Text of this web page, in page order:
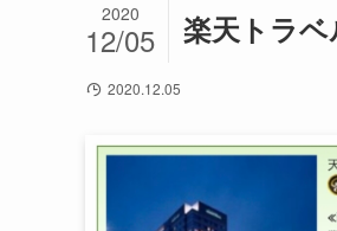
楽天トラベ
2020
12/05
2020.12.05